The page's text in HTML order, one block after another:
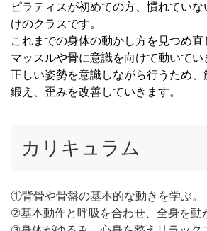
ピラティスが初めての方、慣れてい
けのクラスです。
これまでの身体の動かし方を見つめ
マッスルや骨に意識を向けて動いてい
正しい姿勢を意識しながら行うため、
鍛え、歪みを改善していきます。
カリキュラム
①背骨や骨盤の基本的な動きを学ぶ。
②基本動作と呼吸を合わせ、全身を動